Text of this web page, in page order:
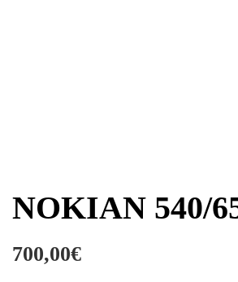
NOKIAN 540/
700,00€